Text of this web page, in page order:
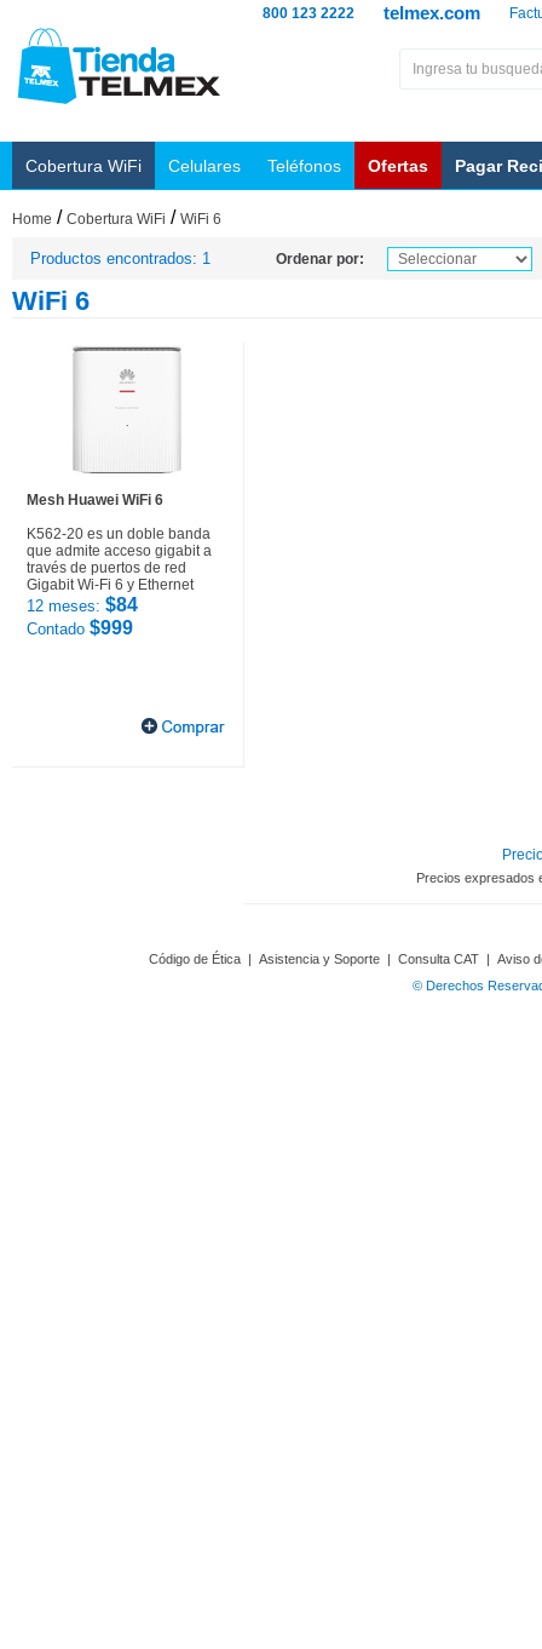
telmex.com
800 123 2222
Cobertura WiFi Celulares Teléfonos Ofertas Pagar
Home / Cobertura WiFi / WiFi 6
Productos encontrados: 1 Ordenar por:
WiFi 6
Mesh Huawei WiFi 6
K562-20 es un doble banda
que admite acceso gigabit a
través de puertos de red
Gigabit Wi-Fi 6 y Ethernet
12 meses: $84
Contado $999
Precios expresados
Código de Ética | Asistencia y Soporte | Consulta CAT | Aviso
© Derechos